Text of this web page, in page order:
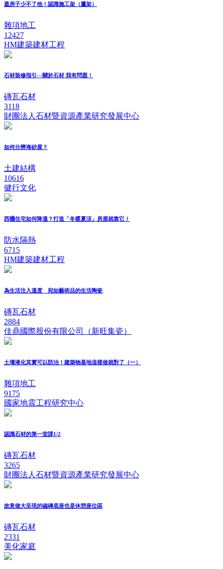
蓋房子少不了他！認識施工架（鷹架）
雜項地工
12427
HM建築建材工程
石材裝修指引—關於石材 我有問題！
磚瓦石材
3118
財團法人石材暨資源產業研究發展中心
如何分辨海砂屋？
土建結構
10616
健行文化
西曬住宅如何降溫？打造「冬暖夏涼」房屋就靠它！
防水隔熱
6715
HM建築建材工程
為生活注入溫度 宛如藝術品的生活陶瓷
磚瓦石材
2884
佳鼎國際股份有限公司（新旺集瓷）
土壤液化其實可以防治！建築物基地這樣做就對了（一）
雜項地工
9175
國家地震工程研究中心
認識石材的第一堂課1/2
磚瓦石材
3265
財團法人石材暨資源產業研究發展中心
故意做大呈現的磁磚底座也是休憩座位區
磚瓦石材
2331
美化家庭